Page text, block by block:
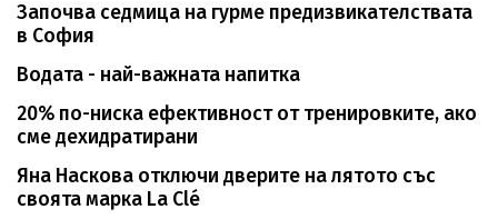
Започва седмица на гурме предизвикателствата
в София
Водата - най-важната напитка
20% по-ниска ефективност от тренировките, ако
сме дехидратирани
Яна Наскова отключи дверите на лятото със
своята марка La Clé